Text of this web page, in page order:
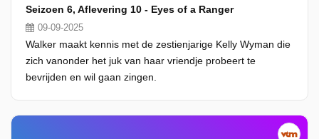
Seizoen 6, Aflevering 10 - Eyes of a Ranger
09-09-2025
Walker maakt kennis met de zestienjarige Kelly Wyman die
zich vanonder het juk van haar vriendje probeert te
bevrijden en wil gaan zingen.